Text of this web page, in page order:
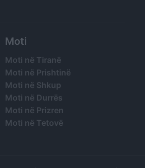
Moti
Moti në Tiranë
Moti në Prishtinë
Moti në Shkup
Moti në Durrës
Moti në Prizren
Moti në Tetovë